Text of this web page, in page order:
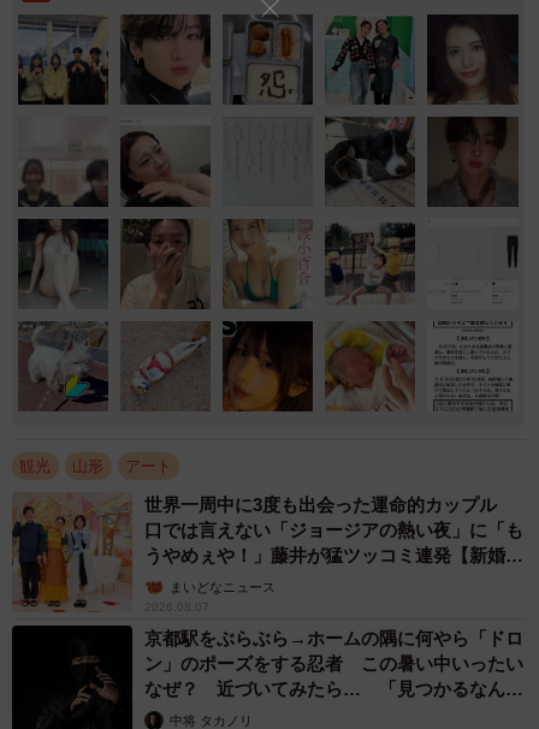
観光 山形 アート
世界一周中に3度も出会った運命的カップル
口では言えない「ジョージアの熱い夜」に「も
うやめぇや！」藤井が猛ツッコミ連発【新婚さ
ん】まいどなニュース
2026.08.07
京都駅をぶらぶら→ホームの隅に何やら「ドロ
ン」のポーズをする忍者 この暑い中いったい
なぜ？ 近づいてみたら… 「見つかるなんて
未熟」中将 タカノリ